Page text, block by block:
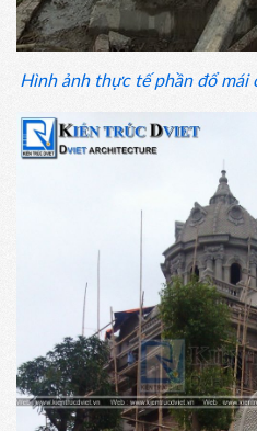
Hình ảnh thực tế phần đổ mái